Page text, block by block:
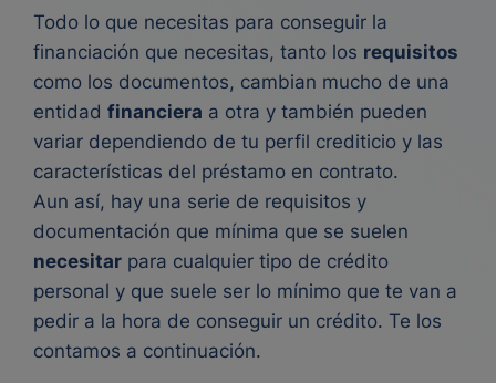
Todo lo que necesitas para conseguir la
financiación que necesitas, tanto los requisitos
como los documentos, cambian mucho de una
entidad financiera a otra y también pueden
variar dependiendo de tu perfil crediticio y las
características del préstamo en contrato.
Aun así, hay una serie de requisitos y
documentación que mínima que se suelen
necesitar para cualquier tipo de crédito
personal y que suele ser lo mínimo que te van a
pedir a la hora de conseguir un crédito. Te los
contamos a continuación.